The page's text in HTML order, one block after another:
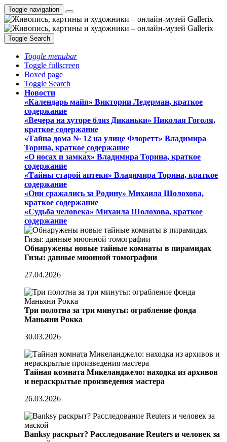
Toggle navigation
Toggle Search
Toggle menubar
Toggle fullscreen
Boxed page
Toggle Search
Новости
«Календарь майя» Виктории Ледерман, краткое
содержание
«Вечера на хуторе близ Диканьки» Николая Гоголя,
краткое содержание
«Тайна дома № 12 на улице Флоретт» Владимира
Торина, краткое содержание
«О носах и замка́х» Владимира Торина, краткое
содержание
«Тайны старой аптеки» Владимира Торина, краткое
содержание
«Они сражались за Родину» Михаила Шолохова,
краткое содержание
«Судьба человека» Михаила Шолохова, краткое
содержание
Обнаружены новые тайные комнаты в пирамидах
Гизы: данные мюонной томографии
27.04.2026
Три полотна за три минуты: ограбление фонда
Маньяни Рокка
30.03.2026
Тайная комната Микеланджело: находка из архивов
и нераскрытые произведения мастера
26.03.2026
Banksy раскрыт? Расследование Reuters и человек за